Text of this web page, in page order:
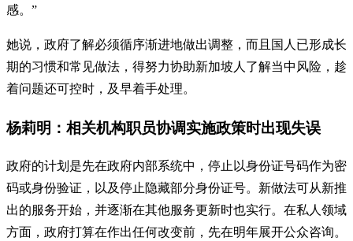
感。”
她说，政府了解必须循序渐进地做出调整，而且国人已形成长
期的习惯和常见做法，得努力协助新加坡人了解当中风险，趁
着问题还可控时，及早着手处理。
杨莉明：相关机构职员协调实施政策时出现失误
政府的计划是先在政府内部系统中，停止以身份证号码作为密
码或身份验证，以及停止隐藏部分身份证号。新做法可从新推
出的服务开始，并逐渐在其他服务更新时也实行。在私人领域
方面，政府打算在作出任何改变前，先在明年展开公众咨询。